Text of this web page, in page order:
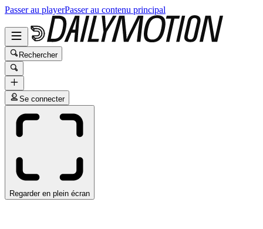
Passer au playerPasser au contenu principal
Rechercher
Se connecter
Regarder en plein écran